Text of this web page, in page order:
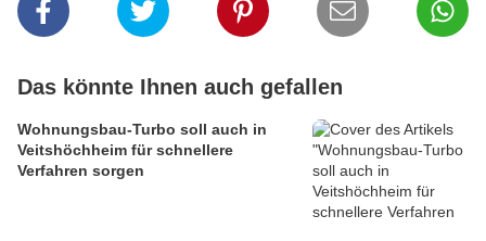
Das könnte Ihnen auch gefallen
Wohnungsbau-Turbo soll auch in
Veitshöchheim für schnellere
Verfahren sorgen